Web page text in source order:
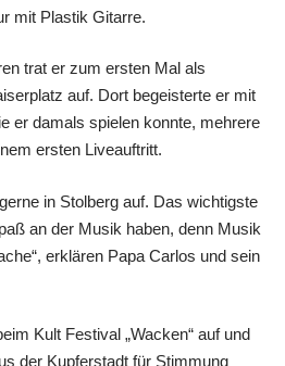
mit Plastik Gitarre.
trat er zum ersten Mal als
auf. Dort begeisterte er mit
er damals spielen konnte, mehrere
ersten Liveauftritt.
in Stolberg auf. Das wichtigste
an der Musik haben, denn Musik
erklären Papa Carlos und sein
Kult Festival „Wacken“ auf und
der Kupferstadt für Stimmung